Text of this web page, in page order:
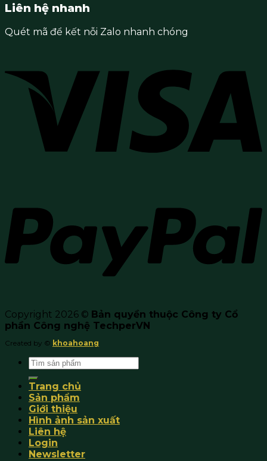
Liên hệ nhanh
Quét mã để kết nỗi Zalo nhanh chóng
Copyright 2026 © Bản quyền thuộc Công ty Cổ
phần Công nghệ TechperVN
Created by © khoahoang
Search
for:
Trang chủ
Sản phẩm
Giới thiệu
Hình ảnh sản xuất
Liên hệ
Login
Newsletter